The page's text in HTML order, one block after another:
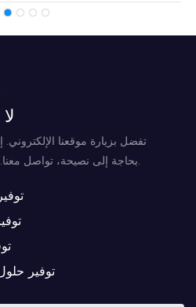
تفضل بزيارة موقعنا
بحاجة إلى نصيحة، تواصل معنا. سنبذل قصارى جهدنا لمساعدتك.
توفير